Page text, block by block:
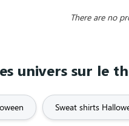
There are no
univers sur le
Sweat shirts